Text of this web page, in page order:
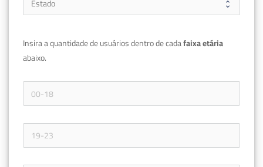
Insira a quantidade de usuários dentro de cada
abaixo.